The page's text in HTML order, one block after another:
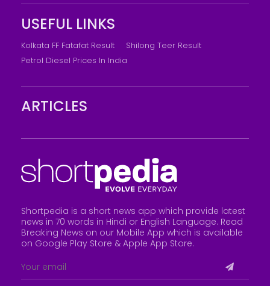
USEFUL LINKS
Kolkata FF Fatafat Result
Shilong Teer Result
Petrol Diesel Prices In India
ARTICLES
Shortpedia is a short news app which provide latest
news in 70 words in Hindi or English Language. Read
Breaking News on our Mobile App which is available
on Google Play Store & Apple App Store.